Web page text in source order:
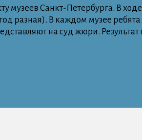
музеев Санкт-Петербурга. В
разная). В каждом музее
на суд жюри. Результат